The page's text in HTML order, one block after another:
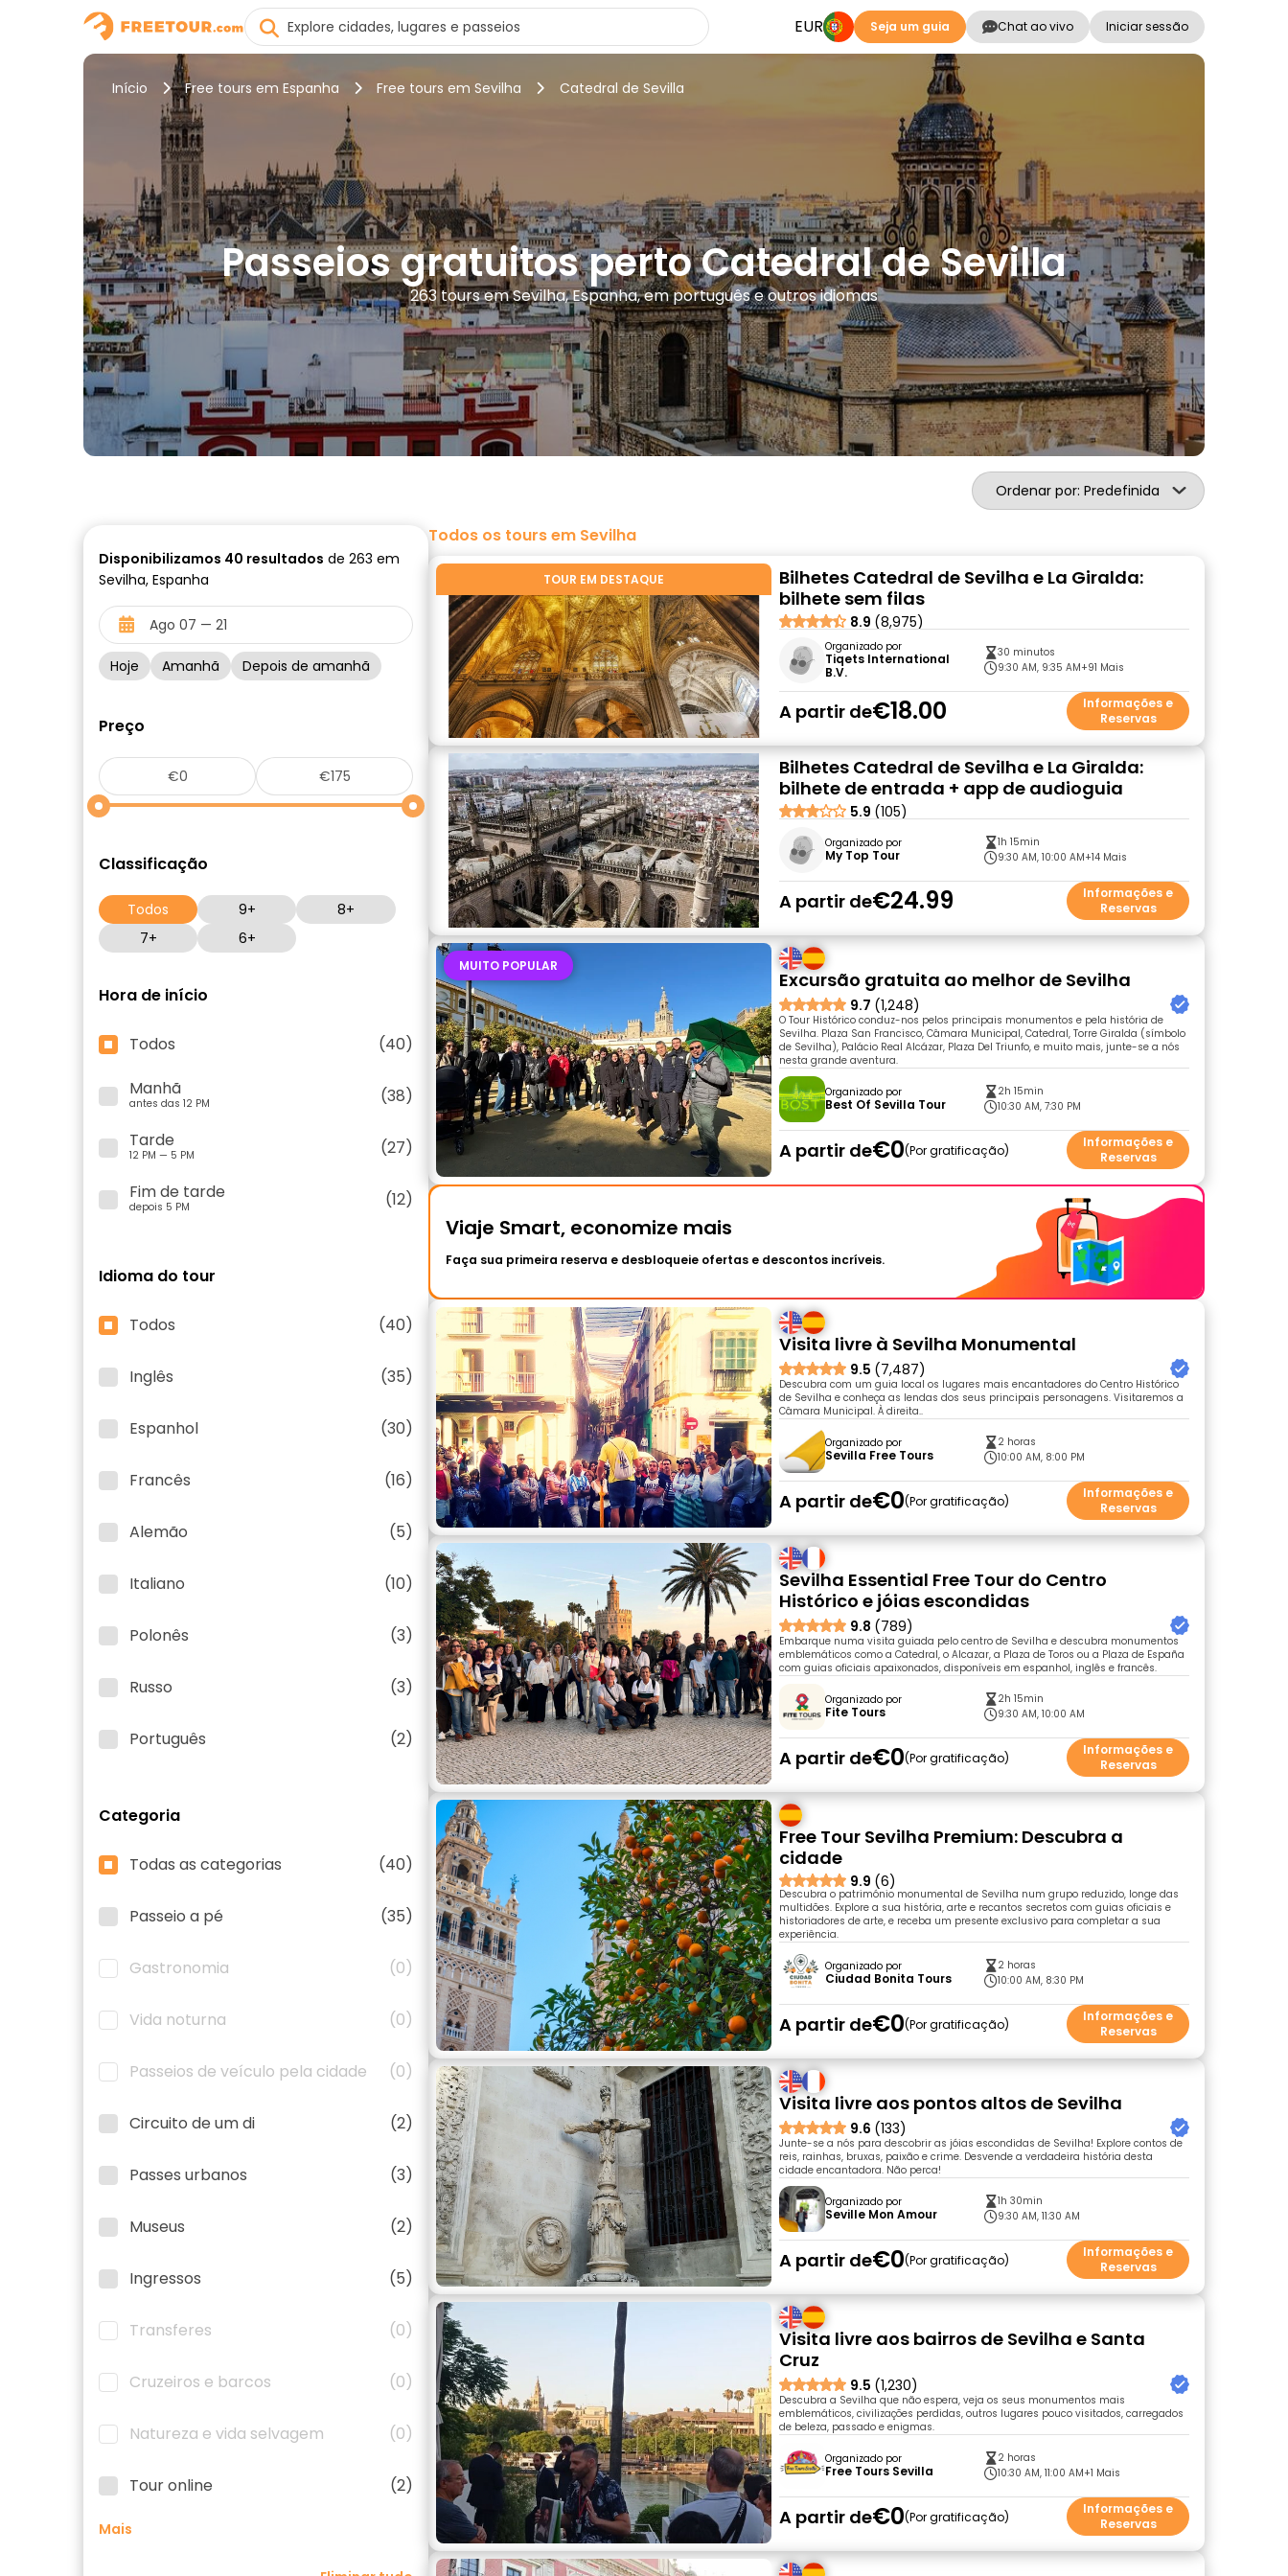
EUR Seja um guia Chat ao vivo Iniciar sessão
Início Free tours em Espanha Free tours em Sevilha Catedral de Sevilla
Passeios gratuitos perto Catedral de Sevilla
263 tours em Sevilha, Espanha, em português e outros idiomas
Ordenar por: Predefinida
Disponibilizamos 40 resultados de 263 em
Sevilha, Espanha
Hoje Amanhã Depois de amanhã
Preço
Classificação
Todos 9+
8+
7+
6+
Hora de início
Todos
(40)
Manhã
antes das 12 PM
(38)
Tarde
12 PM — 5 PM
(27)
Fim de tarde
depois 5 PM (12)
Idioma do tour
Todos (40)
Inglês (35)
Espanhol (30)
Francês (16)
Alemão (5)
Italiano (10)
Polonês (3)
Russo (3)
Português (2)
Categoria
Todas as categorias (40)
Passeio a pé (35)
Gastronomia (0)
Vida noturna (0)
Passeios de veículo pela cidade (0)
Circuito de um di (2)
Passes urbanos (3)
Museus (2)
Ingressos (5)
Transferes (0)
Cruzeiros e barcos (0)
Natureza e vida selvagem (0)
Tour online (2)
Mais
Todos os tours em Sevilha
TOUR EM DESTAQUE
Bilhetes Catedral de Sevilha e La Giralda:
bilhete sem filas
8.9 (8,975)
Organizado por
Tiqets International
B.V.
30 minutos
9:30 AM, 9:35 AM+91 Mais
A partir de€18.00
Informações e
Reservas
Bilhetes Catedral de Sevilha e La Giralda:
bilhete de entrada + app de audioguia
5.9 (105)
Organizado por
My Top Tour
1h 15min
9:30 AM, 10:00 AM+14 Mais
A partir de€24.99
Informações e
Reservas
MUITO POPULAR
Excursão gratuita ao melhor de Sevilha
9.7 (1,248)
O Tour Histórico conduz-nos pelos principais monumentos e pela história de
Sevilha. Plaza San Francisco, Câmara Municipal, Catedral, Torre Giralda (símbolo
de Sevilha), Palácio Real Alcázar, Plaza Del Triunfo, e muito mais, junte-se a nós
nesta grande aventura.
Organizado por
Best Of Sevilla Tour
2h 15min
10:30 AM, 7:30 PM
A partir de€0 Por gratificação
Informações e
Reservas
Viaje Smart, economize mais
Faça sua primeira reserva e desbloqueie ofertas e descontos incríveis.
Visita livre à Sevilha Monumental
9.5 (7,487)
Descubra com um guia local os lugares mais encantadores do Centro Histórico
de Sevilha e conheça as lendas dos seus principais personagens. Visitaremos a
Câmara Municipal. À direita..
Organizado por
Sevilla Free Tours
2 horas
10:00 AM, 8:00 PM
A partir de€0 Por gratificação
Informações e
Reservas
Sevilha Essential Free Tour do Centro
Histórico e jóias escondidas
9.8 (789)
Embarque numa visita guiada pelo centro de Sevilha e descubra monumentos
emblemáticos como a Catedral, o Alcazar, a Plaza de Toros ou a Plaza de España
com guias oficiais apaixonados, disponíveis em espanhol, inglês e francês.
Organizado por
Fite Tours
2h 15min
9:30 AM, 10:00 AM
A partir de€0 Por gratificação
Informações e
Reservas
Free Tour Sevilha Premium: Descubra a
cidade
9.9 (6)
Descubra o património monumental de Sevilha num grupo reduzido, longe das
multidões. Explore a sua história, arte e recantos secretos com guias oficiais e
historiadores de arte, e receba um presente exclusivo para completar a sua
experiência.
Organizado por
Ciudad Bonita Tours
2 horas
10:00 AM, 8:30 PM
A partir de€0 Por gratificação
Informações e
Reservas
Visita livre aos pontos altos de Sevilha
9.6 (133)
Junte-se a nós para descobrir as jóias escondidas de Sevilha! Explore contos de
reis, rainhas, bruxas, paixão e crime. Desvende a verdadeira história desta
cidade encantadora. Não perca!
Organizado por
Seville Mon Amour
1h 30min
9:30 AM, 11:30 AM
A partir de€0 Por gratificação
Informações e
Reservas
Visita livre aos bairros de Sevilha e Santa
Cruz
9.5 (1,230)
Descubra a Sevilha que não espera, veja os seus monumentos mais
emblemáticos, civilizações perdidas, outros lugares pouco visitados, carregados
de beleza, passado e enigmas.
Organizado por
Free Tours Sevilla
2 horas
10:30 AM, 11:00 AM+1 Mais
A partir de€0 Por gratificação
Informações e
Reservas